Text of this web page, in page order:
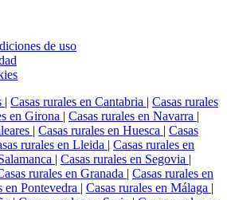
de uso
| Casas rurales en Cantabria | Casas rurales
en Girona | Casas rurales en Navarra |
| Casas rurales en Huesca | Casas
rurales en Lleida | Casas rurales en
| Casas rurales en Segovia |
rurales en Granada | Casas rurales en
en Pontevedra | Casas rurales en Málaga |